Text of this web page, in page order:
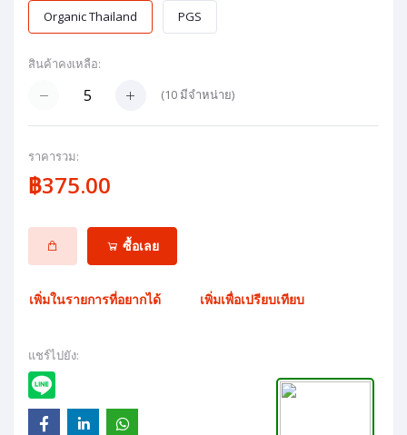
Organic Thailand
PGS
สินค้าคงเหลือ:
(10มีจำหน่าย)
ราคารวม:
฿375.00
ซื้อเลย
เพิ่มในรายการที่อยากได้ เพิ่มเพื่อเปรียบเทียบ
แชร์ไปยัง: